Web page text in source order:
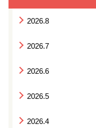
2026.8
2026.7
2026.6
2026.5
2026.4